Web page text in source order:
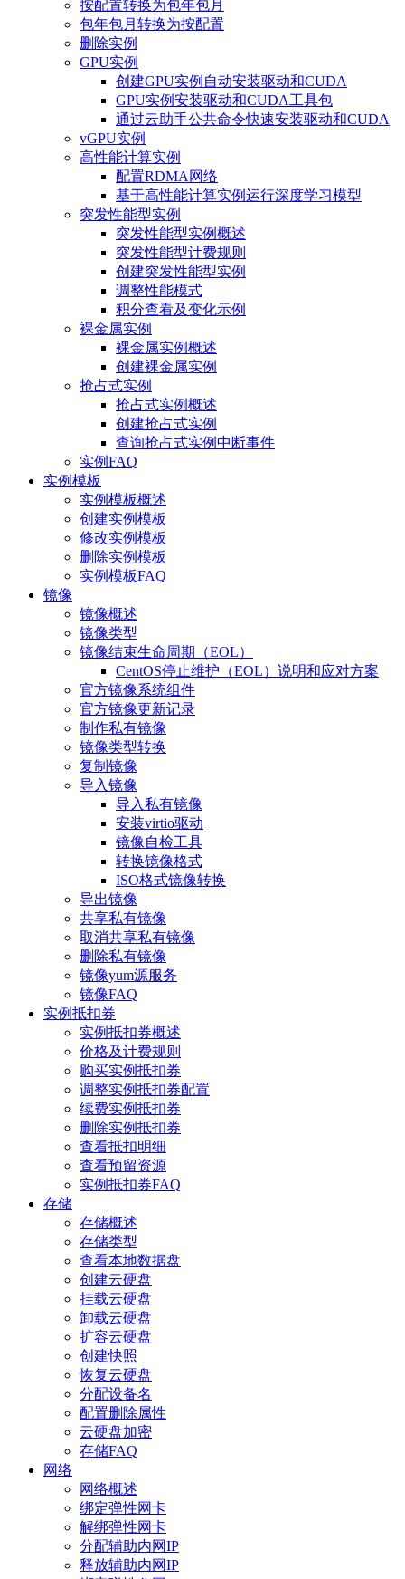
按配置转换为包年包月
包年包月转换为按配置
删除实例
GPU实例
创建GPU实例自动安装驱动和CUDA
GPU实例安装驱动和CUDA工具包
通过云助手公共命令快速安装驱动和CUDA
vGPU实例
高性能计算实例
配置RDMA网络
基于高性能计算实例运行深度学习模型
突发性能型实例
突发性能型实例概述
突发性能型计费规则
创建突发性能型实例
调整性能模式
积分查看及变化示例
裸金属实例
裸金属实例概述
创建裸金属实例
抢占式实例
抢占式实例概述
创建抢占式实例
查询抢占式实例中断事件
实例FAQ
实例模板
实例模板概述
创建实例模板
修改实例模板
删除实例模板
实例模板FAQ
镜像
镜像概述
镜像类型
镜像结束生命周期（EOL）
CentOS停止维护（EOL）说明和应对方案
官方镜像系统组件
官方镜像更新记录
制作私有镜像
镜像类型转换
复制镜像
导入镜像
导入私有镜像
安装virtio驱动
镜像自检工具
转换镜像格式
ISO格式镜像转换
导出镜像
共享私有镜像
取消共享私有镜像
删除私有镜像
镜像yum源服务
镜像FAQ
实例抵扣券
实例抵扣券概述
价格及计费规则
购买实例抵扣券
调整实例抵扣券配置
续费实例抵扣券
删除实例抵扣券
查看抵扣明细
查看预留资源
实例抵扣券FAQ
存储
存储概述
存储类型
查看本地数据盘
创建云硬盘
挂载云硬盘
卸载云硬盘
扩容云硬盘
创建快照
恢复云硬盘
分配设备名
配置删除属性
云硬盘加密
存储FAQ
网络
网络概述
绑定弹性网卡
解绑弹性网卡
分配辅助内网IP
释放辅助内网IP